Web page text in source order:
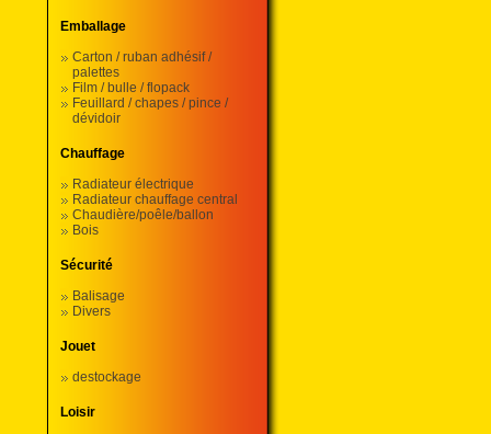
Emballage
Carton / ruban adhésif /
palettes
Film / bulle / flopack
Feuillard / chapes / pince /
dévidoir
Chauffage
Radiateur électrique
Radiateur chauffage central
Chaudière/poêle/ballon
Bois
Sécurité
Balisage
Divers
Jouet
destockage
Loisir